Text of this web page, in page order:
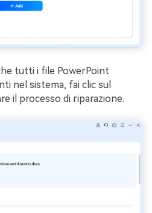
tutti i file PowerPoint
nel sistema, fai clic sul
il processo di riparazione.